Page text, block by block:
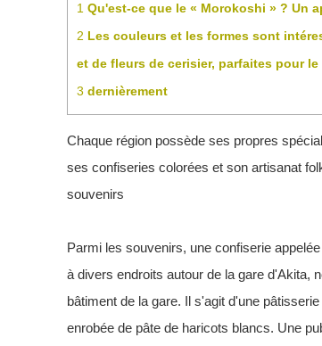
1 Qu'est-ce que le « Morokoshi » ? Un
2 Les couleurs et les formes sont
et de fleurs de cerisier, parfaites pour
3 dernièrement
Chaque région possède ses propres
ses confiseries colorées et son artisanat
souvenirs
Parmi les souvenirs, une confiserie
à divers endroits autour de la gare d'Akita,
bâtiment de la gare. Il s'agit d'une
enrobée de pâte de haricots blancs. Une